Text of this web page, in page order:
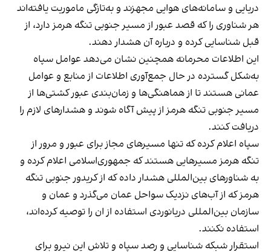
دریایی و سامانه‌های هوایی مجهزند و به‌تازگی ماموریت یافته‌اند
هر شناوری را که قصد عبور از مسیر جنوبی تنگه هرمز دارد، از
قبل شناسایی کرده و درباره آن هشدار دهند.
این اطلاعات محرمانه همچنین نشان می‌دهد عوامل سپاه
به‌شکل گسترده در حال جمع‌آوری اطلاعات از منابع و عوامل
عمانی هستند تا از هماهنگی‌ها و زمان‌بندی عبور کشتی‌ها از
مسیر جنوبی تنگه هرمز از پیش آگاه شوند و هشدارهای لازم را
دریافت کنند.
سپاه اعلام کرده که تنها مسیرهای مجاز برای عبور و مرور از
تنگه هرمز مسیرهایی هستند که جمهوری‌اسلامی اعلام کرده و
به شناورهای بین‌المللی هشدار داده که از کریدور جنوبی تنگه
هرمز که از آب‌های نزدیک سواحل عمان می‌گذرد و عمان و
سازمان بین‌المللی دریانوردی استفاده از ان را توصیه کرده‌اند،
استفاده نکنند.
استقرار شبکه شناسایی و رصد سپاه و تلاش این نیرو برای